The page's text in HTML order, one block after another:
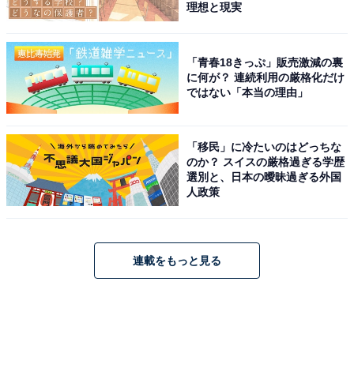
理想と現実
「青春18きっぷ」販売激減の裏
に何が？ 連続利用の厳格化だけ
ではない「本当の理由」
「移民」に冷たいのはどっちな
のか？ スイスの厳格過ぎる学歴
選別と、日本の曖昧過ぎる外国
人政策
連載をもっと見る